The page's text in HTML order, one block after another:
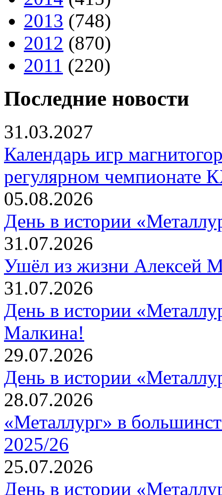
2013 (748)
2012 (870)
2011 (220)
Последние новости
31.03.2027
Календарь игр
регулярном чемпионате
05.08.2026
День в истории
31.07.2026
Ушёл из жизни Алексей
31.07.2026
День в истории
Малкина!
29.07.2026
День в истории
28.07.2026
«Металлург» в
2025/26
25.07.2026
День в истории